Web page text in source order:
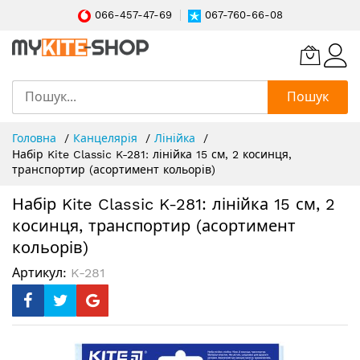
066-457-47-69 067-760-66-08
Пошук
Content
Головна Канцелярія
Лінійка
Набір Kite Classic K-281: лінійка 15 см, 2 косинця,
транспортир (асортимент кольорів)
Набір Kite Classic K-281: лінійка 15 см, 2
косинця, транспортир (асортимент
кольорів)
Артикул K-281